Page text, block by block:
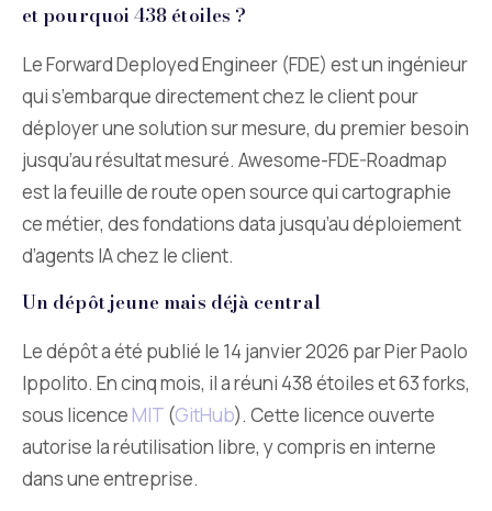
et pourquoi 438 étoiles ?
Le Forward Deployed Engineer (FDE) est un ingénieur
qui s’embarque directement chez le client pour
déployer une solution sur mesure, du premier besoin
jusqu’au résultat mesuré. Awesome-FDE-Roadmap
est la feuille de route open source qui cartographie
ce métier, des fondations data jusqu’au déploiement
d’agents IA chez le client.
Un dépôt jeune mais déjà central
Le dépôt a été publié le 14 janvier 2026 par Pier Paolo
Ippolito. En cinq mois, il a réuni 438 étoiles et 63 forks,
sous licence MIT (GitHub). Cette licence ouverte
autorise la réutilisation libre, y compris en interne
dans une entreprise.